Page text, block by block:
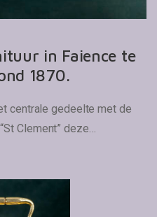
in Faience te
1870.
centrale gedeelte met de
Clement” deze…